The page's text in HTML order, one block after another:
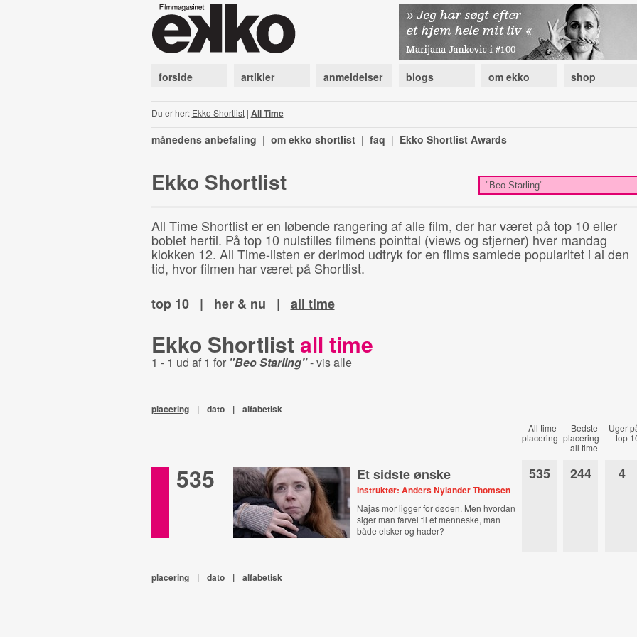
forside artikler anmeldelser blogs om ekko shop
Du er her: Ekko Shortlist| All Time
månedens anbefaling | om ekko shortlist | faq | Ekko Shortlist Awards
Ekko Shortlist
All Time Shortlist er en løbende rangering af alle film, der har været på top 10 eller
boblet hertil. På top 10 nulstilles filmens pointtal (views og stjerner) hver mandag
klokken 12. All Time-listen er derimod udtryk for en films samlede popularitet i al den
tid, hvor filmen har været på Shortlist.
top 10
| her & nu | all time
Ekko Shortlist all time
1 - 1 ud af 1 for "Beo Starling"-vis alle
placering | dato | alfabetisk
All time
placering
Bedste
placering
all time
Uger
top
535 Et sidste ønske
Instruktør: Anders Nylander Thomsen
Najas mor ligger for døden. Men hvordan
siger man farvel til et menneske, man
både elsker og hader?
535 244 4
placering | dato | alfabetisk